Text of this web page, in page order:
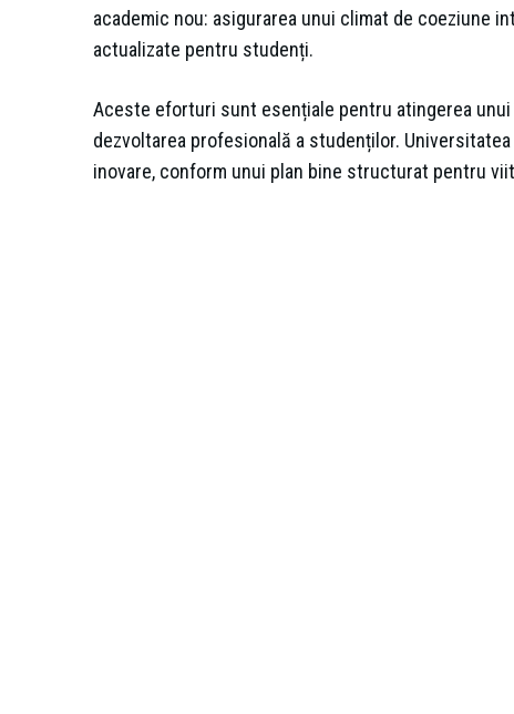
academic nou: asigurarea unui climat de coeziune
actualizate pentru studenți.
Aceste eforturi sunt esențiale pentru atingerea
dezvoltarea profesională a studenților.
inovare, conform unui plan bine structurat pentru